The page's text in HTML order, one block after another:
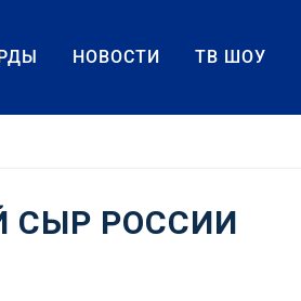
НОВОСТИ ТВ ШОУ
СЫР РОССИИ